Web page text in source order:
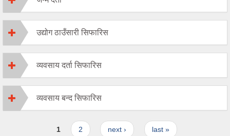
उद्योग ठाउँसारी सिफारिस
व्यवसाय दर्ता सिफारिस
व्यवसाय बन्द सिफारिस
1 2 next › last »